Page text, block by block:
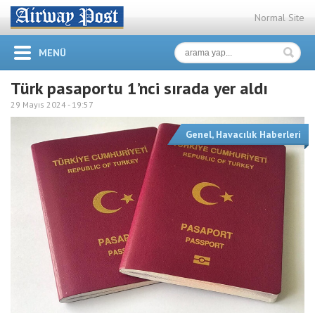
Normal Site
MENÜ
Türk pasaportu 1’nci sırada yer aldı
29 Mayıs 2024 - 19:57
Genel, Havacılık Haberleri